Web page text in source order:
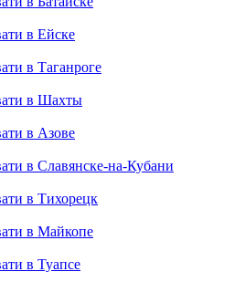
в Ейске
в Таганроге
в Шахты
в Азове
в Славянске-на-Кубани
в Тихорецк
в Майкопе
в Туапсе